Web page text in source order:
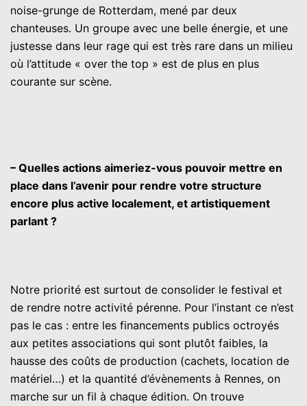
noise-grunge de Rotterdam, mené par deux
chanteuses. Un groupe avec une belle énergie, et une
justesse dans leur rage qui est très rare dans un milieu
où l’attitude « over the top » est de plus en plus
courante sur scène.
– Quelles actions aimeriez-vous pouvoir mettre en
place dans l’avenir pour rendre votre structure
encore plus active localement, et artistiquement
parlant ?
Notre priorité est surtout de consolider le festival et
de rendre notre activité pérenne. Pour l’instant ce n’est
pas le cas : entre les financements publics octroyés
aux petites associations qui sont plutôt faibles, la
hausse des coûts de production (cachets, location de
matériel…) et la quantité d’évènements à Rennes, on
marche sur un fil à chaque édition. On trouve